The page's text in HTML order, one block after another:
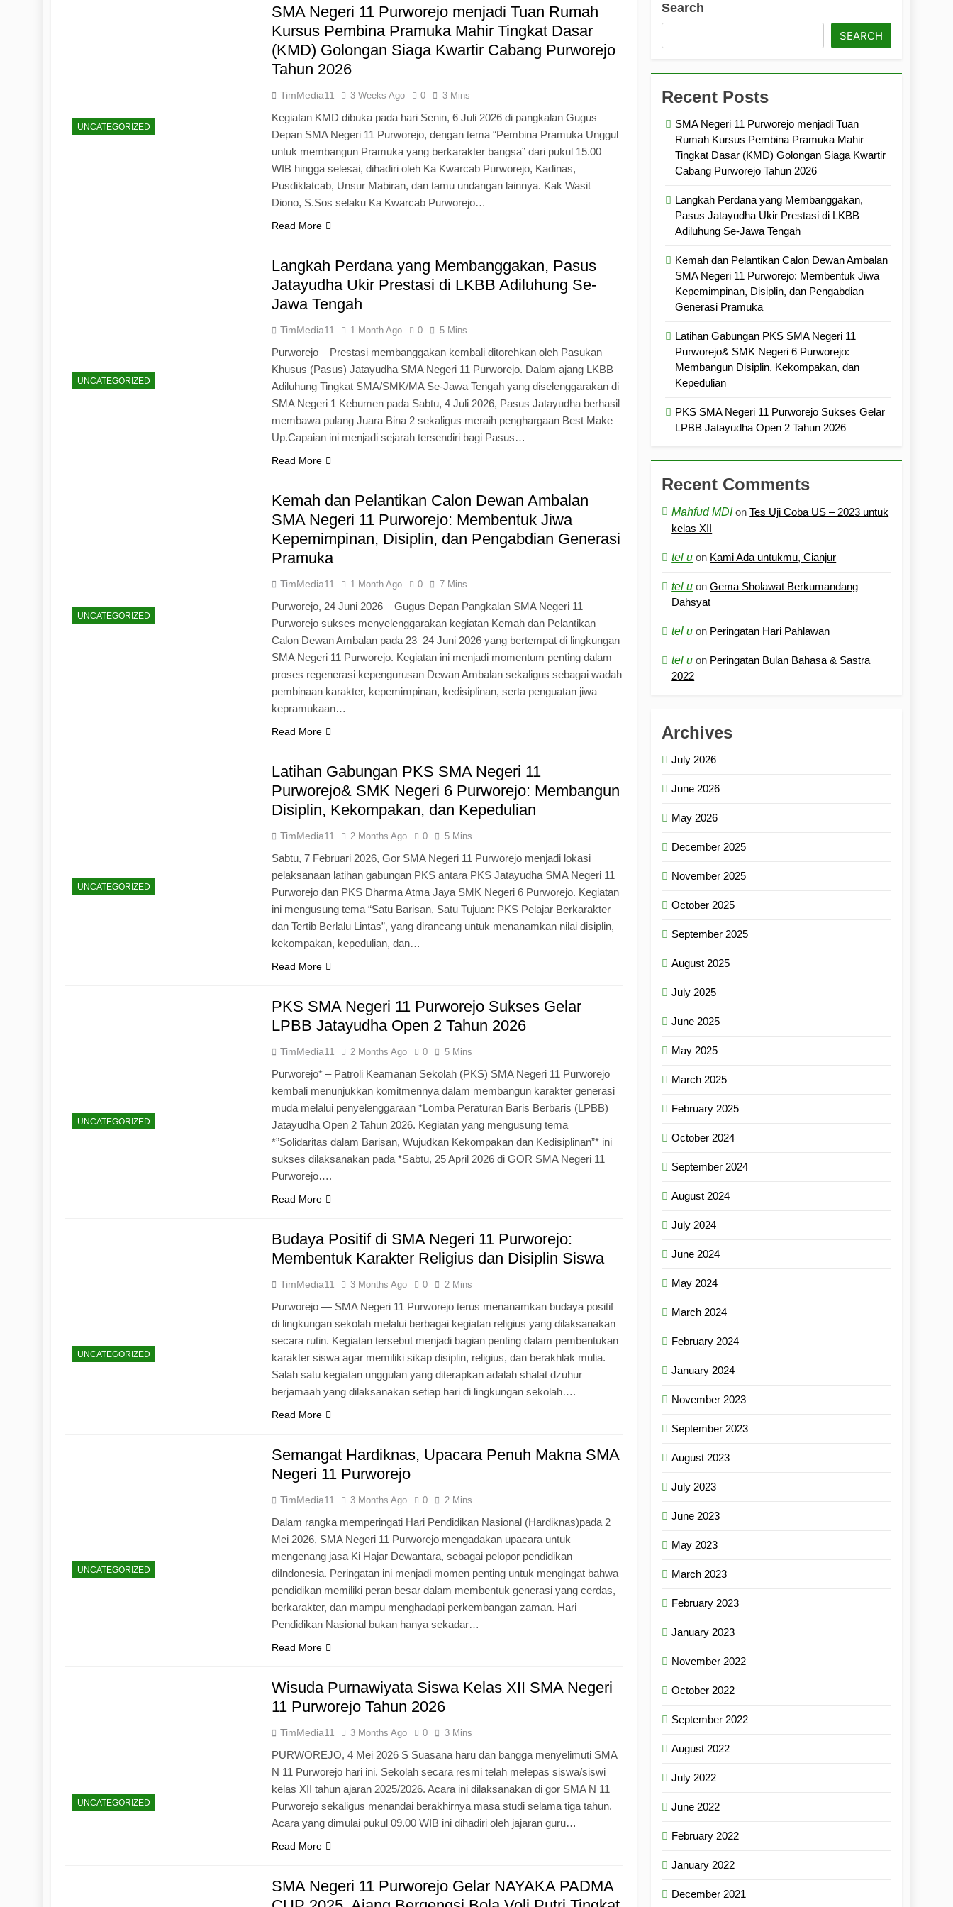
Pengabdian Generasi Pramuka
UNCATEGORIZED
SMA Negeri 11 Purworejo menjadi Tuan Rumah
Kursus Pembina Pramuka Mahir Tingkat Dasar
(KMD) Golongan Siaga Kwartir Cabang Purworejo
Tahun 2026
TimMedia11 3 Weeks Ago 0 3 Mins
Kegiatan KMD dibuka pada hari Senin, 6 Juli 2026 di pangkalan Gugus
Depan SMA Negeri 11 Purworejo, dengan tema “Pembina Pramuka Unggul
untuk membangun Pramuka yang berkarakter bangsa” dari pukul 15.00
WIB hingga selesai, dihadiri oleh Ka Kwarcab Purworejo, Kadinas,
Pusdiklatcab, Unsur Mabiran, dan tamu undangan lainnya. Kak Wasit
Diono, S.Sos selaku Ka Kwarcab Purworejo…
Read More
UNCATEGORIZED
Langkah Perdana yang Membanggakan, Pasus
Jatayudha Ukir Prestasi di LKBB Adiluhung Se-
Jawa Tengah
TimMedia11 1 Month Ago 0 5 Mins
Purworejo – Prestasi membanggakan kembali ditorehkan oleh Pasukan
Khusus (Pasus) Jatayudha SMA Negeri 11 Purworejo. Dalam ajang LKBB
Adiluhung Tingkat SMA/SMK/MA Se-Jawa Tengah yang diselenggarakan di
SMA Negeri 1 Kebumen pada Sabtu, 4 Juli 2026, Pasus Jatayudha berhasil
membawa pulang Juara Bina 2 sekaligus meraih penghargaan Best Make
Up.Capaian ini menjadi sejarah tersendiri bagi Pasus…
Read More
UNCATEGORIZED
Kemah dan Pelantikan Calon Dewan Ambalan
SMA Negeri 11 Purworejo: Membentuk Jiwa
Kepemimpinan, Disiplin, dan Pengabdian Generasi
Pramuka
TimMedia11 1 Month Ago 0 7 Mins
Purworejo, 24 Juni 2026 – Gugus Depan Pangkalan SMA Negeri 11
Purworejo sukses menyelenggarakan kegiatan Kemah dan Pelantikan
Calon Dewan Ambalan pada 23–24 Juni 2026 yang bertempat di lingkungan
SMA Negeri 11 Purworejo. Kegiatan ini menjadi momentum penting dalam
proses regenerasi kepengurusan Dewan Ambalan sekaligus sebagai wadah
pembinaan karakter, kepemimpinan, kedisiplinan, serta penguatan jiwa
kepramukaan…
Read More
UNCATEGORIZED
Latihan Gabungan PKS SMA Negeri 11
Purworejo& SMK Negeri 6 Purworejo: Membangun
Disiplin, Kekompakan, dan Kepedulian
TimMedia11 2 Months Ago 0 5 Mins
Sabtu, 7 Februari 2026, Gor SMA Negeri 11 Purworejo menjadi lokasi
pelaksanaan latihan gabungan PKS antara PKS Jatayudha SMA Negeri 11
Purworejo dan PKS Dharma Atma Jaya SMK Negeri 6 Purworejo. Kegiatan
ini mengusung tema “Satu Barisan, Satu Tujuan: PKS Pelajar Berkarakter
dan Tertib Berlalu Lintas”, yang dirancang untuk menanamkan nilai disiplin,
kekompakan, kepedulian, dan…
Read More
UNCATEGORIZED
PKS SMA Negeri 11 Purworejo Sukses Gelar
LPBB Jatayudha Open 2 Tahun 2026
TimMedia11 2 Months Ago 0 5 Mins
Purworejo* – Patroli Keamanan Sekolah (PKS) SMA Negeri 11 Purworejo
kembali menunjukkan komitmennya dalam membangun karakter generasi
muda melalui penyelenggaraan *Lomba Peraturan Baris Berbaris (LPBB)
Jatayudha Open 2 Tahun 2026. Kegiatan yang mengusung tema
*”Solidaritas dalam Barisan, Wujudkan Kekompakan dan Kedisiplinan”* ini
sukses dilaksanakan pada *Sabtu, 25 April 2026 di GOR SMA Negeri 11
Purworejo….
Read More
UNCATEGORIZED
Budaya Positif di SMA Negeri 11 Purworejo:
Membentuk Karakter Religius dan Disiplin Siswa
TimMedia11 3 Months Ago 0 2 Mins
Purworejo — SMA Negeri 11 Purworejo terus menanamkan budaya positif
di lingkungan sekolah melalui berbagai kegiatan religius yang dilaksanakan
secara rutin. Kegiatan tersebut menjadi bagian penting dalam pembentukan
karakter siswa agar memiliki sikap disiplin, religius, dan berakhlak mulia.
Salah satu kegiatan unggulan yang diterapkan adalah shalat dzuhur
berjamaah yang dilaksanakan setiap hari di lingkungan sekolah….
Read More
UNCATEGORIZED
Semangat Hardiknas, Upacara Penuh Makna SMA
Negeri 11 Purworejo
TimMedia11 3 Months Ago 0 2 Mins
Dalam rangka memperingati Hari Pendidikan Nasional (Hardiknas)pada 2
Mei 2026, SMA Negeri 11 Purworejo mengadakan upacara untuk
mengenang jasa Ki Hajar Dewantara, sebagai pelopor pendidikan
diIndonesia. Peringatan ini menjadi momen penting untuk mengingat bahwa
pendidikan memiliki peran besar dalam membentuk generasi yang cerdas,
berkarakter, dan mampu menghadapi perkembangan zaman. Hari
Pendidikan Nasional bukan hanya sekadar…
Read More
UNCATEGORIZED
Wisuda Purnawiyata Siswa Kelas XII SMA Negeri
11 Purworejo Tahun 2026
TimMedia11 3 Months Ago 0 3 Mins
PURWOREJO, 4 Mei 2026 S Suasana haru dan bangga menyelimuti SMA
N 11 Purworejo hari ini. Sekolah secara resmi telah melepas siswa/siswi
kelas XII tahun ajaran 2025/2026. Acara ini dilaksanakan di gor SMA N 11
Purworejo sekaligus menandai berakhirnya masa studi selama tiga tahun.
Acara yang dimulai pukul 09.00 WIB ini dihadiri oleh jajaran guru…
Read More
SMA Negeri 11 Purworejo Gelar NAYAKA PADMA
Search
SEARCH
Recent Posts
SMA Negeri 11 Purworejo menjadi Tuan
Rumah Kursus Pembina Pramuka Mahir
Tingkat Dasar (KMD) Golongan Siaga Kwartir
Cabang Purworejo Tahun 2026
Langkah Perdana yang Membanggakan,
Pasus Jatayudha Ukir Prestasi di LKBB
Adiluhung Se-Jawa Tengah
Kemah dan Pelantikan Calon Dewan Ambalan
SMA Negeri 11 Purworejo: Membentuk Jiwa
Kepemimpinan, Disiplin, dan Pengabdian
Generasi Pramuka
Latihan Gabungan PKS SMA Negeri 11
Purworejo& SMK Negeri 6 Purworejo:
Membangun Disiplin, Kekompakan, dan
Kepedulian
PKS SMA Negeri 11 Purworejo Sukses Gelar
LPBB Jatayudha Open 2 Tahun 2026
Recent Comments
Mahfud MDIonTes Uji Coba US – 2023 untuk
kelas XII
tel u on Kami Ada untukmu, Cianjur
tel u onGema Sholawat Berkumandang
Dahsyat
tel u on Peringatan Hari Pahlawan
tel u on Peringatan Bulan Bahasa & Sastra
2022
Archives
July 2026
June 2026
May 2026
December 2025
November 2025
October 2025
September 2025
August 2025
July 2025
June 2025
May 2025
March 2025
February 2025
October 2024
September 2024
August 2024
July 2024
June 2024
May 2024
March 2024
February 2024
January 2024
November 2023
September 2023
August 2023
July 2023
June 2023
May 2023
March 2023
February 2023
January 2023
November 2022
October 2022
September 2022
August 2022
July 2022
June 2022
February 2022
January 2022
December 2021